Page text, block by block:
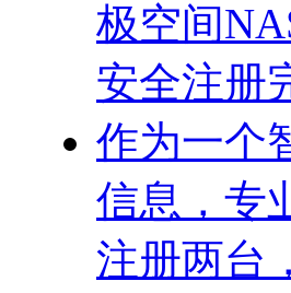
极空间
安全注册
作为一个
信息，专
注册两台